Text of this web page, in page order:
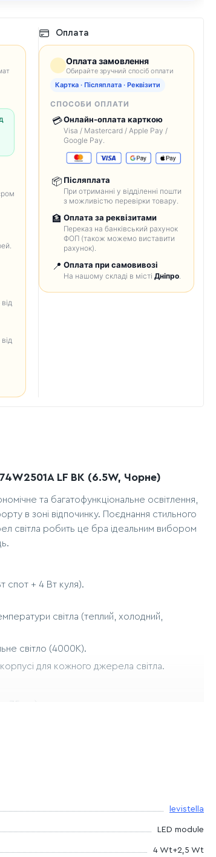
Оплата
Оплата замовлення
Обирайте зручний спосіб оплати
Картка · Післяплата · Реквізити
СПОСОБИ ОПЛАТИ
💳Онлайн-оплата карткою
Visa / Mastercard / Apple Pay /
Google Pay.
📦 Післяплата
При отриманні у відділенні пошти
з можливістю перевірки товару.
🏦 Оплата за реквізитами
Переказ на банківський рахунок
ФОП (також можемо виставити
рахунок).
📍 Оплата при самовивозі
На нашому складі в містіДніпро.
LF BK (6.5W, Чорне)
та багатофункціональне освітлення,
в зоні відпочинку. Поєднання стильного
світла робить це бра ідеальним вибором
спот + 4 Вт куля).
світла (теплий, холодний,
світло (4000K).
для кожного джерела світла.
75 мм).
забезпечує повний контроль над
плафона-кулі дозволяють миттєво змінювати
levistella
LED module
4 Wt+2,5 Wt